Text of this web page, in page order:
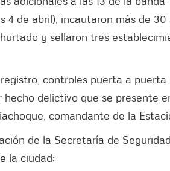
4 de abril), incautaron más de
y sellaron tres
controles puerta a
delictivo que se presente
comandante de la
de la Secretaría de
la ciudad: